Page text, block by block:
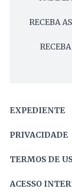
RECEBA
EXPEDIENTE
PRIVACIDADE
TERMOS DE
ACESSO